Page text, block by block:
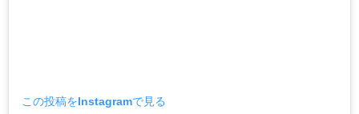
この投稿をInstagramで見る